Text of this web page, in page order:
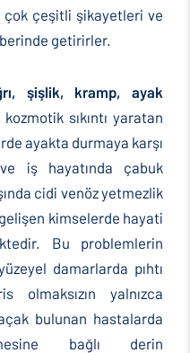
çeşitli şikayetleri ve
getirirler.
şişlik, kramp, ayak
kozmotik sıkıntı yaratan
ayakta durmaya karşı
iş hayatında çabuk
cidi venöz yetmezlik
kimselerde hayati
Bu problemlerin
damarlarda pıhtı
olmaksızın yalnızca
bulunan hastalarda
bağlı derin